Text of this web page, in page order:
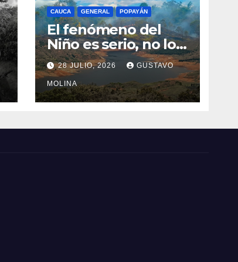
CAUCA GENERAL POPAYÁN
El fenómeno del
Niño es serio, no lo
tome a juego
28 JULIO, 2026 GUSTAVO
MOLINA